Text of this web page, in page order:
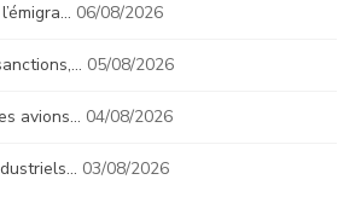
06/08/2026
05/08/2026
avions… 04/08/2026
03/08/2026